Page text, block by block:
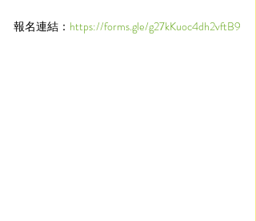
報名連結： https://forms.gle/g27kKuoc4dh2vftB9